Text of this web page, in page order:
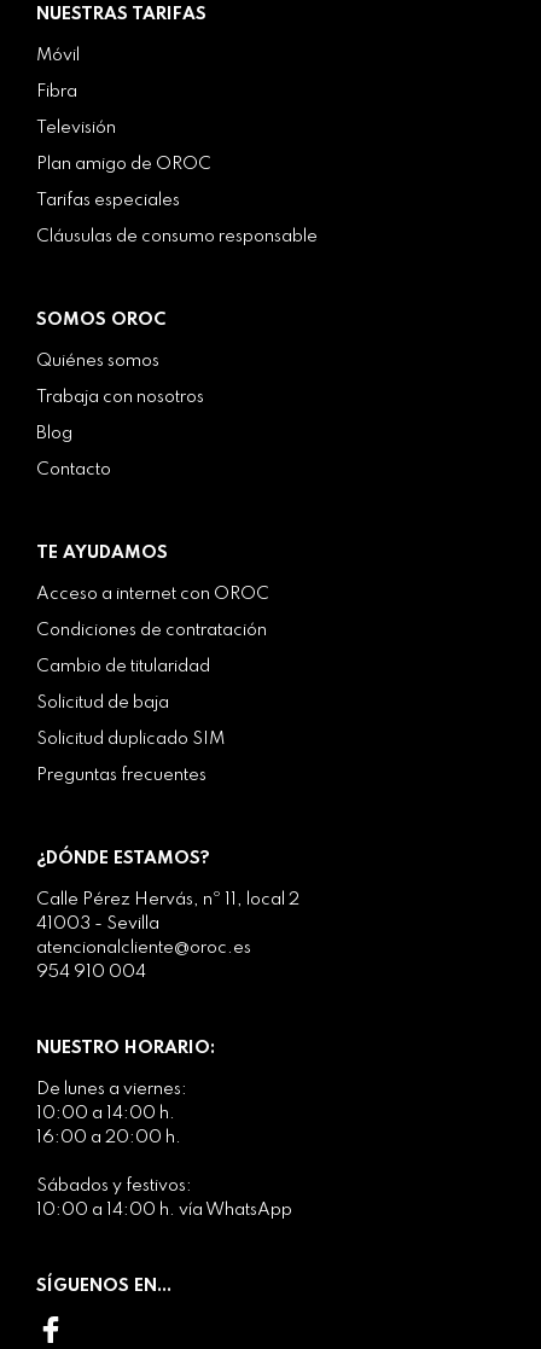
NUESTRAS TARIFAS
Móvil
Fibra
Televisión
Plan amigo de OROC
Tarifas especiales
Cláusulas de consumo responsable
SOMOS OROC
Quiénes somos
Trabaja con nosotros
Blog
Contacto
TE AYUDAMOS
Acceso a internet con OROC
Condiciones de contratación
Cambio de titularidad
Solicitud de baja
Solicitud duplicado SIM
Preguntas frecuentes
¿DÓNDE ESTAMOS?
Calle Pérez Hervás, nº 11, local 2
41003 - Sevilla
atencionalcliente@oroc.es
954 910 004
NUESTRO HORARIO:
De lunes a viernes:
10:00 a 14:00 h.
16:00 a 20:00 h.
Sábados y festivos:
10:00 a 14:00 h. vía WhatsApp
SÍGUENOS EN...